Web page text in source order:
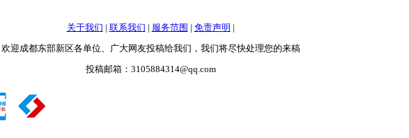
关于我们 | 联系我们 | 服务范围 | 免责声明 |
欢迎成都东部新区各单位、广大网友投稿给我们，我们将尽快处理您的来稿
投稿邮箱：3105884314@qq.com